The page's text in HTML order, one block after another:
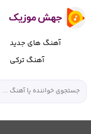
آهنگ های جدید
آهنگ ترکی